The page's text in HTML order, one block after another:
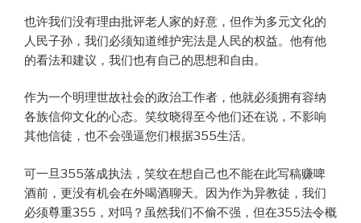
也许我们没有理由批评老人家的好意，但作为多元文化的
人民子孙，我们必须知道维护宪法是人民的权益。他有他
的看法和建议，我们也有自己的思想和自由。
作为一个明理世故社会的政治工作者，他就必须拥有容纳
各族信仰文化的心态。笑纹晓得至今他们还在说，不影响
其他信徒，也不会强逼您们根据355生活。
可一旦355落成执法，笑纹在想自己也不能在此写稿赚啤
酒前，更没有机会在外喝酒聊天。因为作为异教徒，我们
必须尊重355，对吗？虽然我们不偷不强，但在355法令概